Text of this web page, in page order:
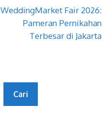
WeddingMarket Fair 2026:
Pameran Pernikahan
Terbesar di Jakarta
Cari